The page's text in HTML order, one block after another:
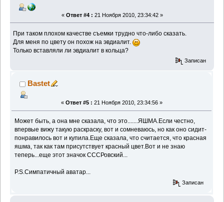
« Ответ #4 : 21 Ноября 2010, 23:34:42 »
При таком плохом качестве съемки трудно что-либо сказать.
Для меня по цвету он похож на эвдиалит.
Только вставляли ли эвдиалит в кольца?
Записан
Bastet
« Ответ #5 : 21 Ноября 2010, 23:34:56 »
Может быть, а она мне сказала, что это.......ЯШМА.Если честно,
впервые вижу такую раскраску, вот и сомневаюсь, но как оно сидит-
понравилось вот и купила.Еще сказала, что считается, что красная
яшма, так как там присутствует красный цвет.Вот и не знаю
теперь...еще этот значок СССРовский...
P.S.Симпатичный аватар...
Записан